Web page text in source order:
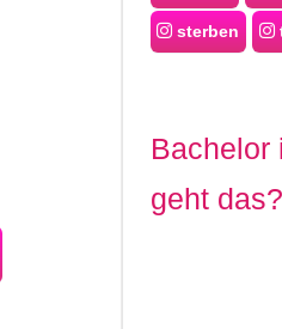
sterben
Bachelor
geht das?